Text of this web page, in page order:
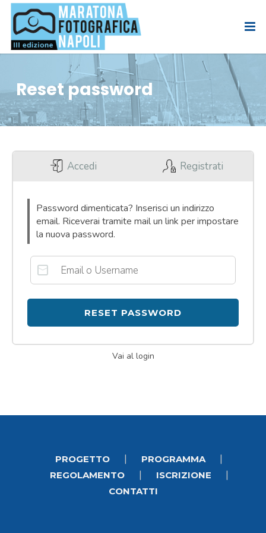
Reset password
Accedi Registrati
Password dimenticata? Inserisci un indirizzo
email. Riceverai tramite mail un link per impostare
la nuova password.
RESET PASSWORD
Vai al login
PROGETTO | PROGRAMMA |
REGOLAMENTO | ISCRIZIONE |
CONTATTI